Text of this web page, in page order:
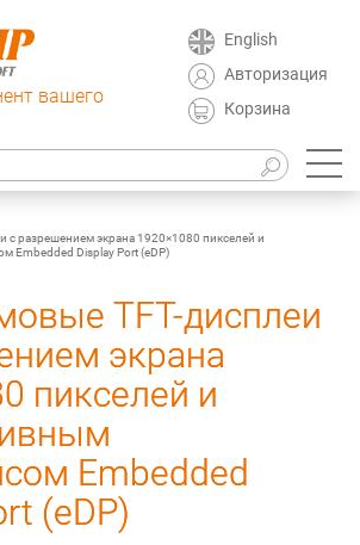
вашего
English
Авторизация
Корзина
разрешением экрана 1920×1080 пикселей и
Embedded Display Port (eDP)
TFT-дисплеи
экрана
пикселей и
Embedded
(eDP)